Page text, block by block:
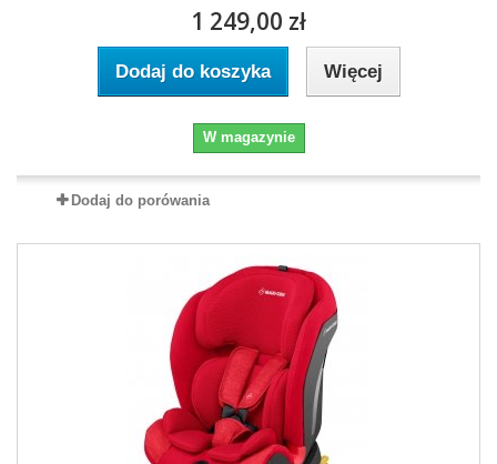
1 249,00 zł
Dodaj do koszyka Więcej
W magazynie
Dodaj do porówania